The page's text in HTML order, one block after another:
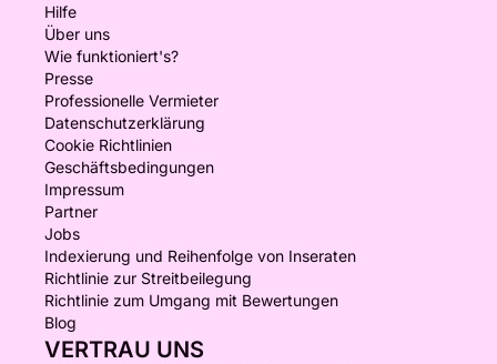
Hilfe
Über uns
Wie funktioniert's?
Presse
Professionelle Vermieter
Datenschutzerklärung
Cookie Richtlinien
Geschäftsbedingungen
Impressum
Partner
Jobs
Indexierung und Reihenfolge von Inseraten
Richtlinie zur Streitbeilegung
Richtlinie zum Umgang mit Bewertungen
Blog
VERTRAU UNS